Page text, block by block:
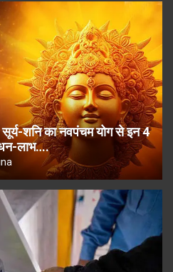
शनि का नवपंचम योग से इन 4
धन-लाभ….